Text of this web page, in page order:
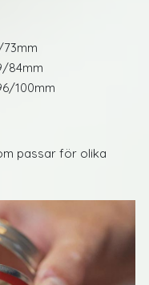
84mm
100mm
passar för olika